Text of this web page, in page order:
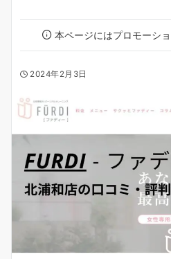
本ページにはプロモーシ
2024年2月3日